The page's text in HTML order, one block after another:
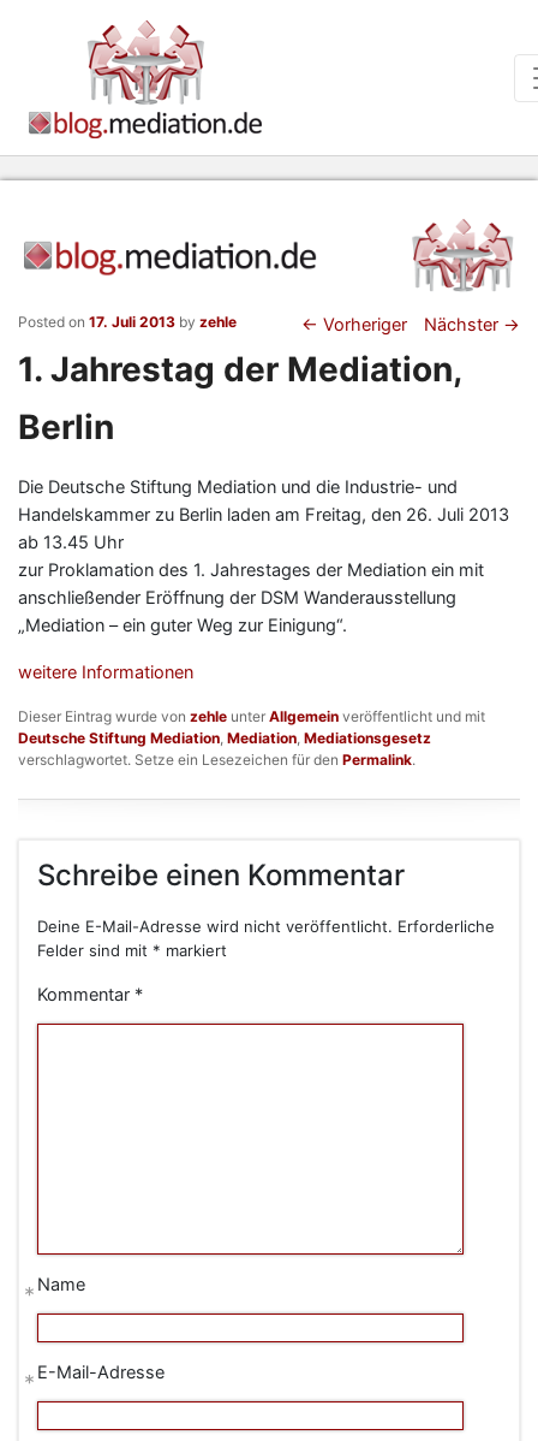
← Vorheriger Nächster →
1. Jahrestag der Mediation,
Berlin
Posted on 17. Juli 2013 by zehle
Die Deutsche Stiftung Mediation und die Industrie- und
Handelskammer zu Berlin laden am Freitag, den 26. Juli 2013
ab 13.45 Uhr
zur Proklamation des 1. Jahrestages der Mediation ein mit
anschließender Eröffnung der DSM Wanderausstellung
„Mediation – ein guter Weg zur Einigung“.
weitere Informationen
Dieser Eintrag wurde von zehle unter Allgemein veröffentlicht und mit
Deutsche Stiftung Mediation Mediation Mediationsgesetz
verschlagwortet. Setze ein Lesezeichen für den Permalink.
Schreibe einen Kommentar
Deine E-Mail-Adresse wird nicht veröffentlicht. Erforderliche
Felder sind mit * markiert
Kommentar *
Name
*
E-Mail-Adresse
*